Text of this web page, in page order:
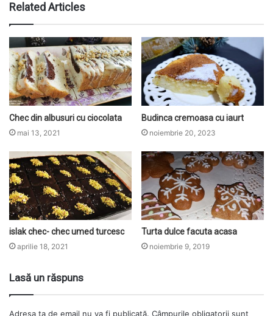
t
e
Related Articles
Chec din albusuri cu ciocolata
mai 13, 2021
Budinca cremoasa cu iaurt
noiembrie 20, 2023
islak chec- chec umed turcesc
aprilie 18, 2021
Turta dulce facuta acasa
noiembrie 9, 2019
Lasă un răspuns
Adresa ta de email nu va fi publicată. Câmpurile obligatorii sunt